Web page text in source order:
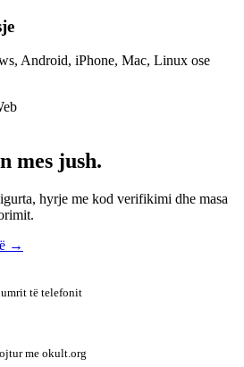
Android, iPhone, Mac, Linux ose
mes jush.
hyrje me kod verifikimi dhe masa
→
të telefonit
me okult.org